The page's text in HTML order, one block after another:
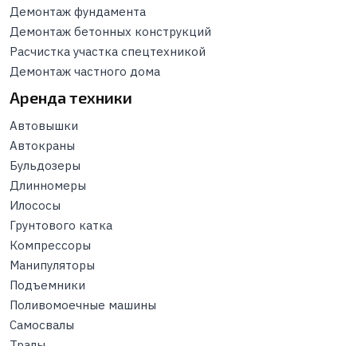
Демонтаж фундамента
Демонтаж бетонных конструкций
Расчистка участка спецтехникой
Демонтаж частного дома
Аренда техники
Автовышки
Автокраны
Бульдозеры
Длинномеры
Илососы
Грунтового катка
Компрессоры
Манипуляторы
Подъемники
Поливомоечные машины
Самосвалы